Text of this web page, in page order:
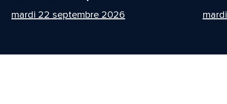
mardi 22 septembre 2026